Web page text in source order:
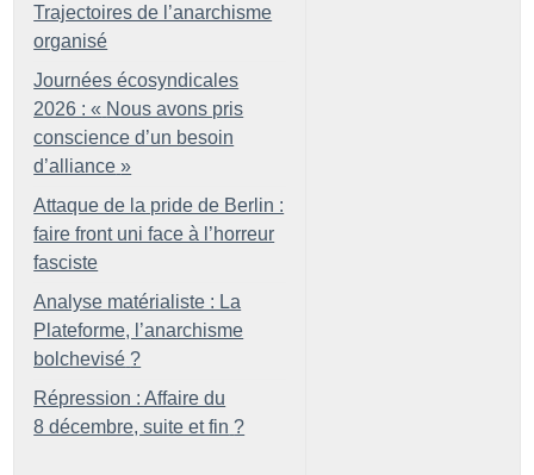
Trajectoires de l’anarchisme
organisé
Journées écosyndicales
2026 : « Nous avons pris
conscience d’un besoin
d’alliance »
Attaque de la pride de Berlin :
faire front uni face à l’horreur
fasciste
Analyse matérialiste : La
Plateforme, l’anarchisme
bolchevisé ?
Répression : Affaire du
8 décembre, suite et fin ?